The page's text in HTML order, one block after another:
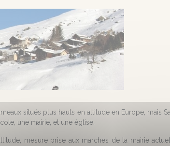
situés plus hauts en altitude en Europe, mais
une mairie, et une église.
mesure prise aux marches de la mairie